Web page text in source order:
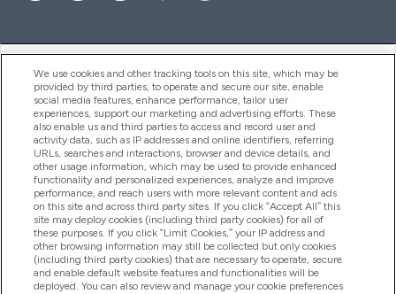
ヘルプ＆ガイド
商品について
会社概要
特典＆ポイント
We use cookies and other tracking tools on this site, which may be
provided by third parties, to operate and secure our site, enable
social media features, enhance performance, tailor user
experiences, support our marketing and advertising efforts. These
also enable us and third parties to access and record user and
activity data, such as IP addresses and online identifiers, referring
URLs, searches and interactions, browser and device details, and
other usage information, which may be used to provide enhanced
functionality and personalized experiences, analyze and improve
performance, and reach users with more relevant content and ads
on this site and across third party sites. If you click “Accept All” this
site may deploy cookies (including third party cookies) for all of
these purposes. If you click “Limit Cookies,” your IP address and
other browsing information may still be collected but only cookies
(including third party cookies) that are necessary to operate, secure
and enable default website features and functionalities will be
deployed. You can also review and manage your cookie preferences